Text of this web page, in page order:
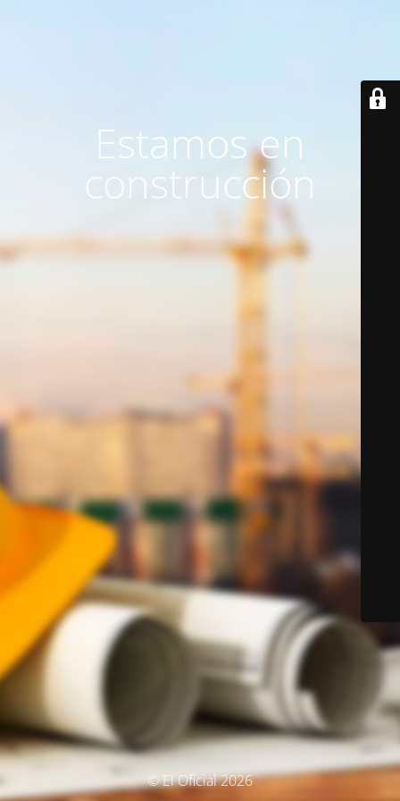
Estamos en
construcción
© El Oficial 2026